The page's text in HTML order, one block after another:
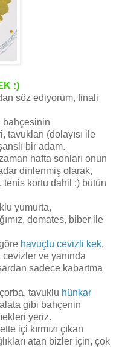
:)
söz ediyorum, finali
bahçesinin
(dolayısı ile
bir adam.
hafta sonları onun
dinlenmiş olarak,
kortu dahil :) bütün
yumurta,
domates, biber ile
havuçlu cevizli kek,
ve yanında
sadece kabartma
tavuklu hünkar
gibi bahçenin
yeriz.
içi kırmızı çıkan
atan bizler için, çok